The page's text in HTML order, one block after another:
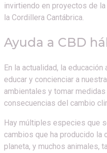
invirtiendo en proyectos de
la Cordillera Cantábrica.
Ayuda a CBD
En la actualidad, la
educar y concienciar a
ambientales y tomar
consecuencias del cambio
Hay múltiples especies que
cambios que ha producido la
planeta, y muchos animales,